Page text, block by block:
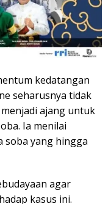
kedatangan
seharusnya tidak
ajang untuk
Ia menilai
soba yang hingga
agar
kasus ini.